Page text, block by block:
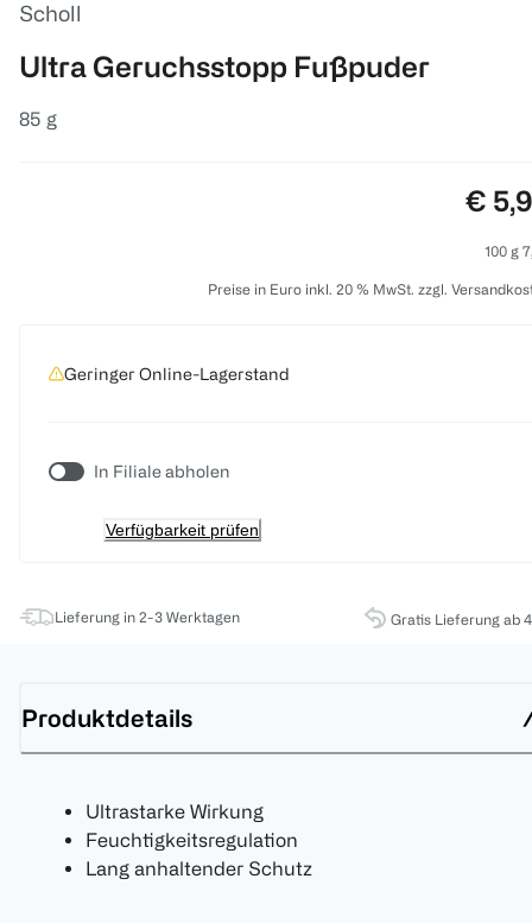
Scholl
Ultra Geruchsstopp Fußpuder
85 g
€
100 g
Preise in Euro inkl. 20 % MwSt. zzgl.
Geringer Online-Lagerstand
In Filiale abholen
Verfügbarkeit prüfen
Lieferung in 2-3 Werktagen Gratis Lieferung ab
Produktdetails
Ultrastarke Wirkung
Feuchtigkeitsregulation
Lang anhaltender Schutz